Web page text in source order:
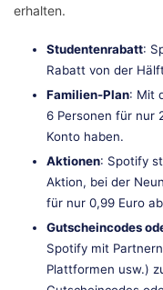
erhalten.
Studentenrabatt:
Rabatt von der
Familien-Plan: Mit
6 Personen für nur
Konto haben.
Aktionen: Spotify
Aktion, bei der
für nur 0,99 Euro
Gutscheincodes
Spotify mit
Plattformen usw.)